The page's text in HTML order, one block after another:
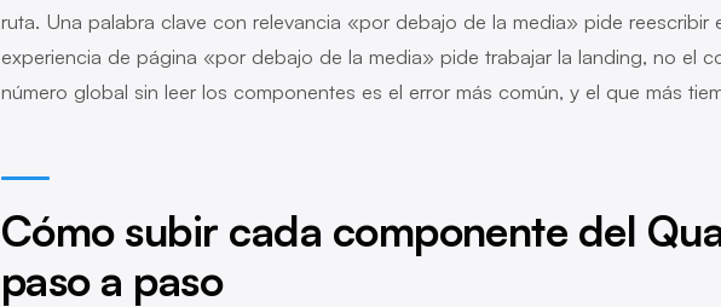
ruta. Una palabra clave con relevancia «por debajo de la media» pide reescribir
experiencia de página «por debajo de la media» pide trabajar la landing, no el
número global sin leer los componentes es el error más común, y el que más
Cómo subir cada componente del
paso a paso